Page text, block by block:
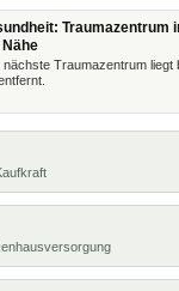
Traumazentrum
nächste Traumazentrum liegt